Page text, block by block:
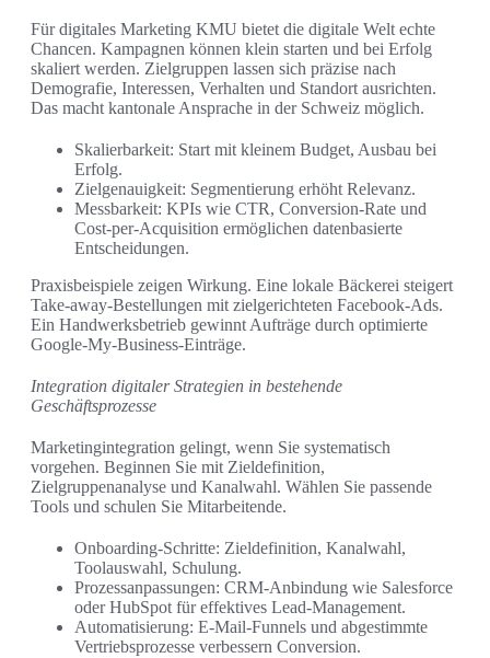
Für digitales Marketing KMU bietet die digitale Welt echte
Chancen. Kampagnen können klein starten und bei Erfolg
skaliert werden. Zielgruppen lassen sich präzise nach
Demografie, Interessen, Verhalten und Standort ausrichten.
Das macht kantonale Ansprache in der Schweiz möglich.
Skalierbarkeit: Start mit kleinem Budget, Ausbau bei
Erfolg.
Zielgenauigkeit: Segmentierung erhöht Relevanz.
Messbarkeit: KPIs wie CTR, Conversion-Rate und
Cost-per-Acquisition ermöglichen datenbasierte
Entscheidungen.
Praxisbeispiele zeigen Wirkung. Eine lokale Bäckerei steigert
Take-away-Bestellungen mit zielgerichteten Facebook-Ads.
Ein Handwerksbetrieb gewinnt Aufträge durch optimierte
Google-My-Business-Einträge.
Integration digitaler Strategien in bestehende
Geschäftsprozesse
Marketingintegration gelingt, wenn Sie systematisch
vorgehen. Beginnen Sie mit Zieldefinition,
Zielgruppenanalyse und Kanalwahl. Wählen Sie passende
Tools und schulen Sie Mitarbeitende.
Onboarding-Schritte: Zieldefinition, Kanalwahl,
Toolauswahl, Schulung.
Prozessanpassungen: CRM-Anbindung wie Salesforce
oder HubSpot für effektives Lead-Management.
Automatisierung: E-Mail-Funnels und abgestimmte
Vertriebsprozesse verbessern Conversion.